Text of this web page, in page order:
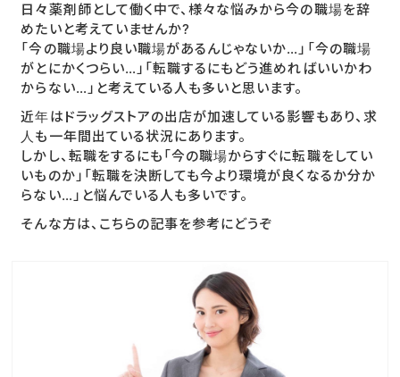
日々薬剤師として働く中で、様々な悩みから今の職場を辞
めたいと考えていませんか?
「今の職場より良い職場があるんじゃないか…」「今の職場
がとにかくつらい…」「転職するにもどう進めればいいかわ
からない…」と考えている人も多いと思います。
近年はドラッグストアの出店が加速している影響もあり、求
人も一年間出ている状況にあります。
しかし、転職をするにも「今の職場からすぐに転職をしてい
いものか」「転職を決断しても今より環境が良くなるか分か
らない…」と悩んでいる人も多いです。
そんな方は、こちらの記事を参考にどうぞ